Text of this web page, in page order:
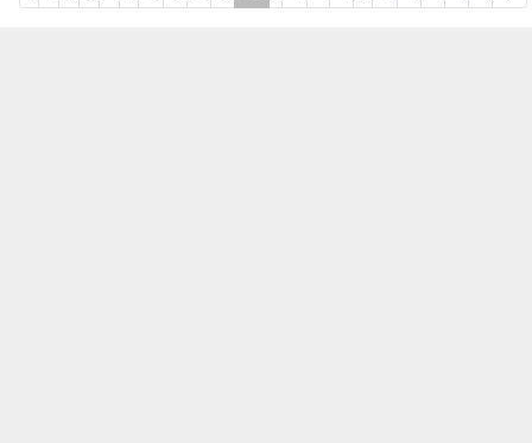
(текущая)